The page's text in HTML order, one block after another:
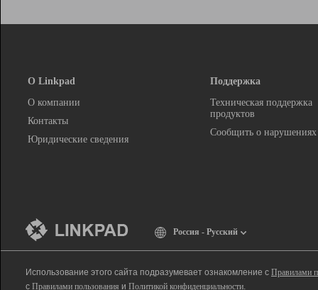
О Linkpad
О компании
Контакты
Юридические сведения
Поддержка
Техническая поддержка
продуктов
Сообщить о нарушениях
Россия - Русский
Использование этого сайта подразумевает ознакомление с Правилами
с Правилами пользования и Политикой конфиденциальности.